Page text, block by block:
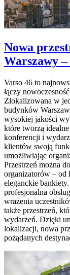
Nowa
Warszawy –
Varso 46 to
łączy
Zlokalizowana w
budynków
wysokiej jakości
które tworzą
konferencji i
klientów swoją
umożliwiając
Przestrzeń można
organizatorów – od
eleganckie
profesjonalna
wrażenia
także przestrzeń,
wydarzeń. Dzięki
lokalizacji, nowa
pożądanych